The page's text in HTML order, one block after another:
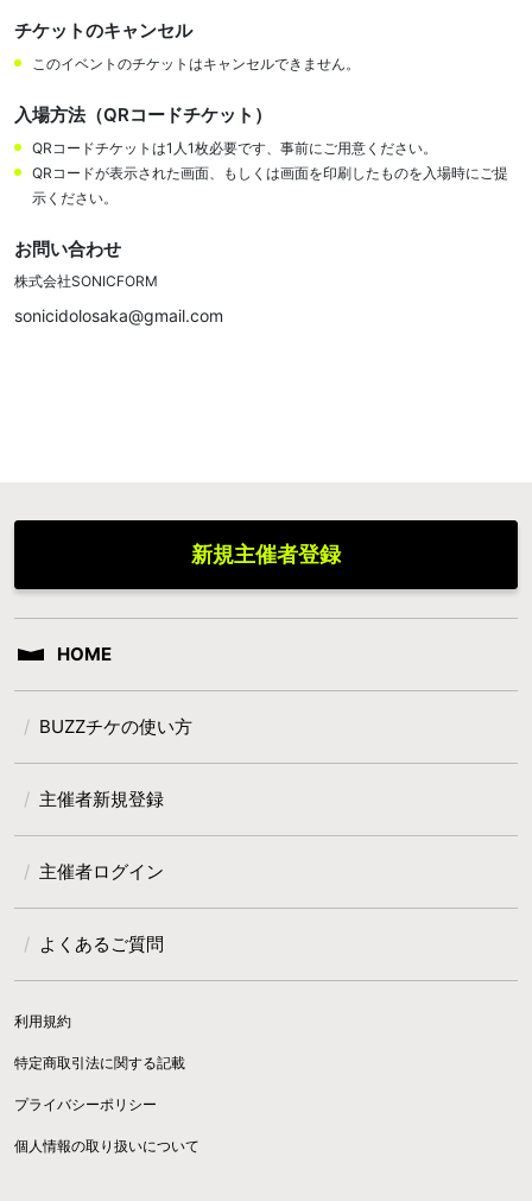
チケットのキャンセル
このイベントのチケットはキャンセルできません。
入場方法（QRコードチケット）
QRコードチケットは1人1枚必要です、事前にご用意ください。
QRコードが表示された画面、もしくは画面を印刷したものを入場時にご提
示ください。
お問い合わせ
株式会社SONICFORM
sonicidolosaka@gmail.com
新規主催者登録
HOME
BUZZチケの使い方
主催者新規登録
主催者ログイン
よくあるご質問
利用規約
特定商取引法に関する記載
プライバシーポリシー
個人情報の取り扱いについて